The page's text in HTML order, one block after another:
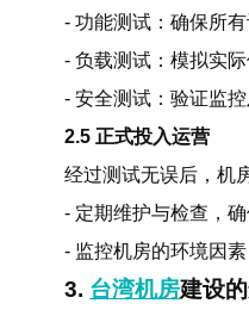
- 功能测试：确保所有
- 负载测试：模拟实
- 安全测试：验证监
2.5 正式投入运营
经过测试无误后，机
- 定期维护与检查，确
- 监控机房的环境因
3. 台湾机房建设